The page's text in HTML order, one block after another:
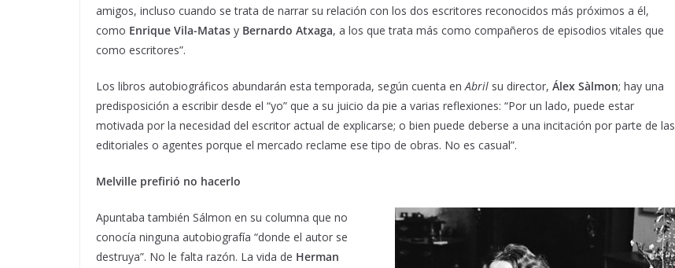
amigos, incluso cuando se trata de narrar su relación con los dos escritores reconocidos más próximos a él,
como Enrique Vila-Matas y Bernardo Atxaga, a los que trata más como compañeros de episodios vitales que
como escritores”.
Los libros autobiográficos abundarán esta temporada, según cuenta enAbril su director, Álex Sàlmon; hay una
predisposición a escribir desde el “yo” que a su juicio da pie a varias reflexiones: “Por un lado, puede estar
motivada por la necesidad del escritor actual de explicarse; o bien puede deberse a una incitación por parte de las
editoriales o agentes porque el mercado reclame ese tipo de obras. No es casual”.
Melville prefirió no hacerlo
Apuntaba también Sálmon en su columna que no
conocía ninguna autobiografía “donde el autor se
destruya”. No le falta razón. La vida de Herman